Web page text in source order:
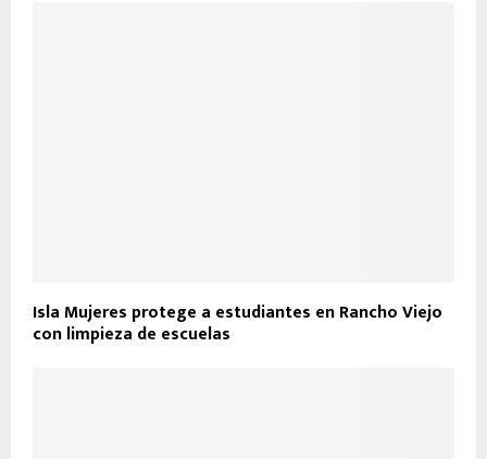
Isla Mujeres protege a estudiantes en Rancho Viejo
con limpieza de escuelas